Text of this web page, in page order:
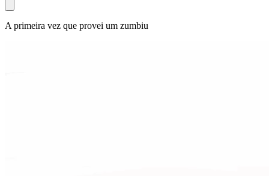
A primeira vez que provei um zumbiu